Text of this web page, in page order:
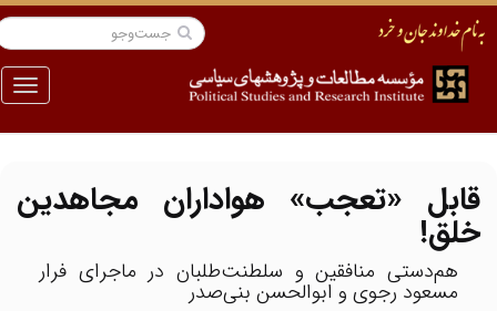
منو
قابل «تعجب» هواداران مجاهدین
خلق!
هم‌دستی منافقین و سلطنت‌طلبان در ماجرای فرار
مسعود رجوی و ابوالحسن بنی‌صدر